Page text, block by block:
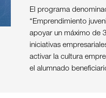
El programa
“Emprendimiento
apoyar un máximo de
iniciativas
activar la cultura
el alumnado